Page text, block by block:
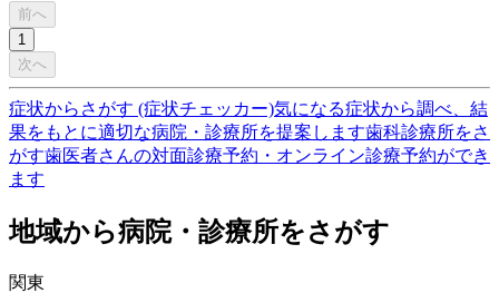
前へ
1
次へ
症状からさがす (症状チェッカー)気になる症状から調べ、結
果をもとに適切な病院・診療所を提案します歯科診療所をさ
がす歯医者さんの対面診療予約・オンライン診療予約ができ
ます
地域から病院・診療所をさがす
関東